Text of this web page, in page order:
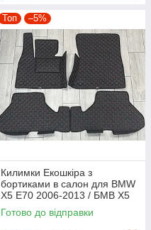
Топ –5%
Килимки Екошкіра з
бортиками в салон для BMW
X5 E70 2006-2013 / БМВ Х5
Е70 килимки
Готово до відправки